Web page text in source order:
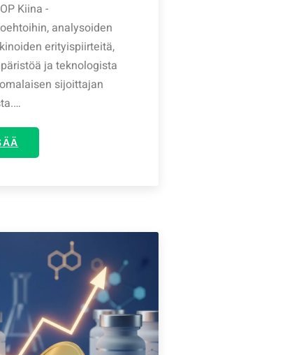
Kiina -
analysoiden
erityispiirteitä,
ja teknologista
sijoittajan